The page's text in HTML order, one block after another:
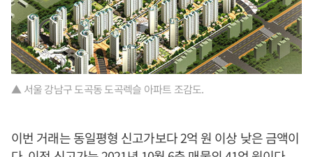
▲ 서울 강남구 도곡동 도곡렉슬 아파트 조감도.
이번 거래는 동일평형 신고가보다 2억 원 이상 낮은 금액이